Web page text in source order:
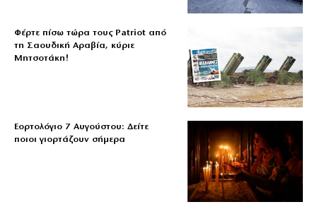
Φέρτε πίσω τώρα τους Patriot από
τη Σαουδική Αραβία, κύριε
Μητσοτάκη!
Εορτολόγιο 7 Αυγούστου: Δείτε
ποιοι γιορτάζουν σήμερα